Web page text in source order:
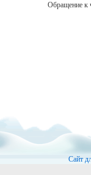
Обращение к
Сайт